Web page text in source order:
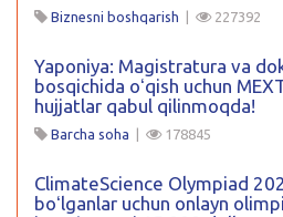
Biznesni boshqarish | 227392
Yaponiya: Magistratura va
bosqichida oʻqish uchun
hujjatlar qabul qilinmoqda!
Barcha soha | 178845
ClimateScience Olympiad
boʻlganlar uchun onlayn